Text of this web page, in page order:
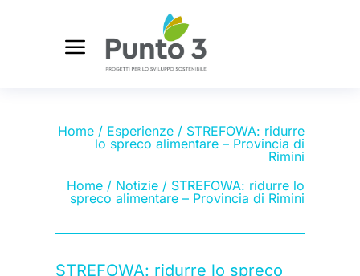
Home / Esperienze / STREFOWA: ridurre
lo spreco alimentare – Provincia di
Rimini
Home / Notizie / STREFOWA: ridurre lo
spreco alimentare – Provincia di Rimini
STREFOWA: ridurre lo spreco